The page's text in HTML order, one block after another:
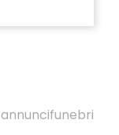
annuncifunebri